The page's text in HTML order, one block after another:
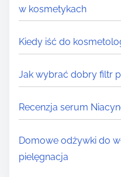
w kosmetykach
Kiedy iść do
Jak wybrać dobry filtr
Recenzja serum
Domowe odżywki do
pielęgnacja